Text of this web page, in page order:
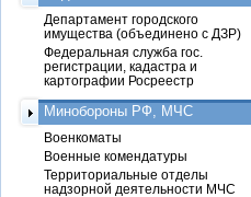
Департамент городского
имущества (объединено с ДЗР)
Федеральная служба гос.
регистрации, кадастра и
картографии Росреестр
Минобороны РФ, МЧС
Военкоматы
Военные комендатуры
Территориальные отделы
надзорной деятельности МЧС